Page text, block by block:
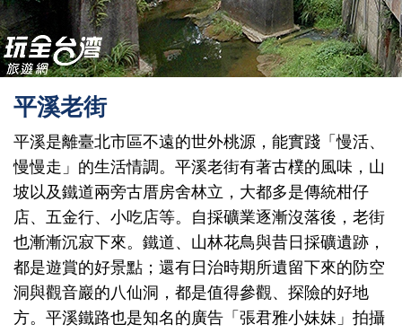
平溪老街
平溪是離臺北市區不遠的世外桃源，能實踐「慢活、
慢慢走」的生活情調。平溪老街有著古樸的風味，山
坡以及鐵道兩旁古厝房舍林立，大都多是傳統柑仔
店、五金行、小吃店等。自採礦業逐漸沒落後，老街
也漸漸沉寂下來。鐵道、山林花鳥與昔日採礦遺跡，
都是遊賞的好景點；還有日治時期所遺留下來的防空
洞與觀音巖的八仙洞，都是值得參觀、探險的好地
方。平溪鐵路也是知名的廣告「張君雅小妹妹」拍攝